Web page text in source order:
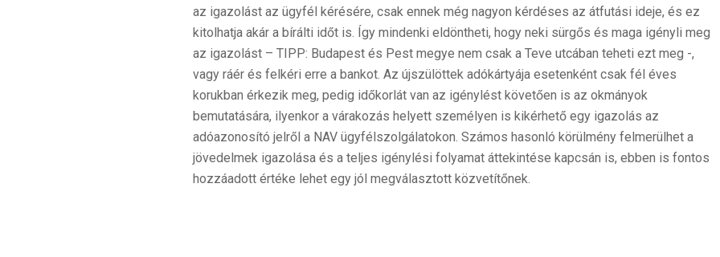
az igazolást az ügyfél kérésére, csak ennek még nagyon kérdéses az átfutási ideje, és ez
kitolhatja akár a bírálti időt is. Így mindenki eldöntheti, hogy neki sürgős és maga igényli meg
az igazolást – TIPP: Budapest és Pest megye nem csak a Teve utcában teheti ezt meg -,
vagy ráér és felkéri erre a bankot. Az újszülöttek adókártyája esetenként csak fél éves
korukban érkezik meg, pedig időkorlát van az igénylést követően is az okmányok
bemutatására, ilyenkor a várakozás helyett személyen is kikérhető egy igazolás az
adóazonosító jelről a NAV ügyfélszolgálatokon. Számos hasonló körülmény felmerülhet a
jövedelmek igazolása és a teljes igénylési folyamat áttekintése kapcsán is, ebben is fontos
hozzáadott értéke lehet egy jól megválasztott közvetítőnek.